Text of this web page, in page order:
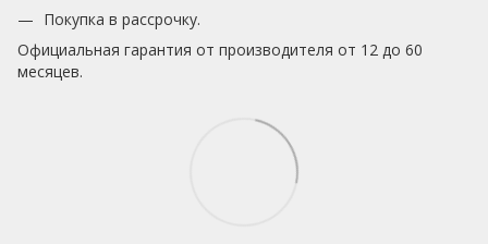
Покупка в рассрочку.
Официальная гарантия от производителя от 12 до 60
месяцев.